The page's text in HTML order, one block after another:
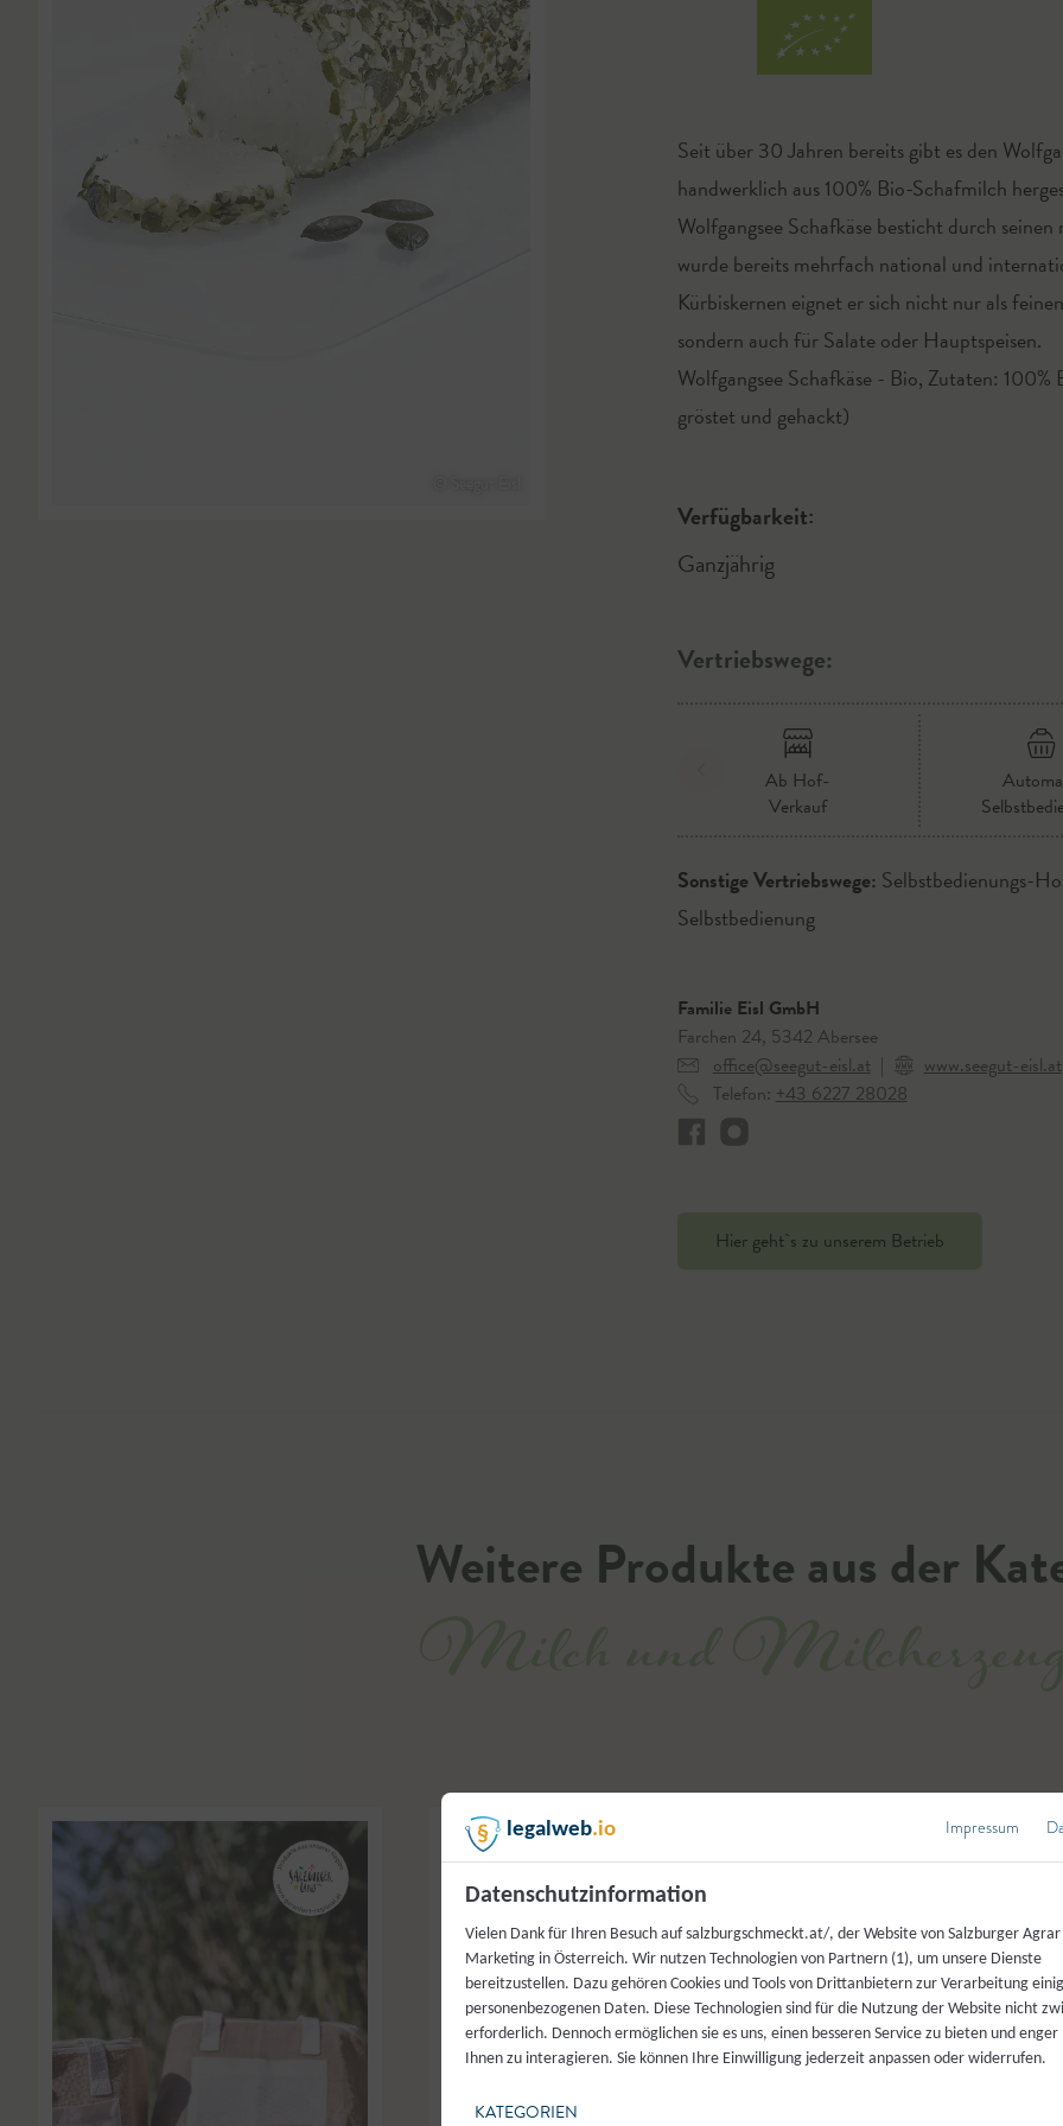
Seit über 30 Jahren bereits gibt es den
handwerklich aus 100% Bio-Schafmilch
Wolfgangsee Schafkäse besticht durch
wurde bereits mehrfach national und
Kürbiskernen eignet er sich nicht nur als
sondern auch für Salate oder Hauptspeisen.
Wolfgangsee Schafkäse - Bio, Zutaten:
gröstet und gehackt)
Verfügbarkeit:
Ganzjährig
Vertriebswege:
Ab Hof-
Verkauf
Sonstige Vertriebswege: Selbstbedienungs-
Selbstbedienung
Familie Eisl GmbH
Farchen 24, 5342 Abersee
office@seegut-eisl.at |
www.seegut-eisl.at
Telefon: +43 6227 28028
Hier geht`s zu unserem Betrieb
Weitere Produkte aus der
legalweb.io Impressum
Datenschutzinformation
Vielen Dank für Ihren Besuch auf salzburgschmeckt.at/, der Website von Salzburger Agrar
Marketing in Österreich. Wir nutzen Technologien von Partnern (1), um unsere Dienste
bereitzustellen. Dazu gehören Cookies und Tools von Drittanbietern zur Verarbeitung
personenbezogenen Daten. Diese Technologien sind für die Nutzung der Website nicht
erforderlich. Dennoch ermöglichen sie es uns, einen besseren Service zu bieten und
Ihnen zu interagieren. Sie können Ihre Einwilligung jederzeit anpassen oder widerrufen.
KATEGORIEN